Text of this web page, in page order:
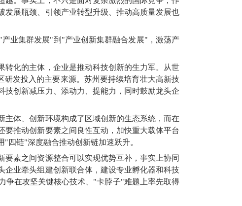
发展瓶颈、引领产业转型升级、推动高质量发展也
业集群发展"到"产业创新集群融合发展"，激荡产
转化的主体，企业是推动科技创新的生力军。从世
发投入的主要来源。苏州要持续培育壮大高新技
创新减压力、添动力、提能力，同时鼓励龙头企
主体、创新环境构成了区域创新的生态系统，而在
推动创新要素之间良性互动，加快重大载体平台
四链"深度融合推动创新链加速跃升。
素之间资源整合可以实现优势互补，事实上协同
企业牵头组建创新联合体，建设专业孵化器和科技
争在攻坚关键核心技术、"卡脖子"难题上率先取得